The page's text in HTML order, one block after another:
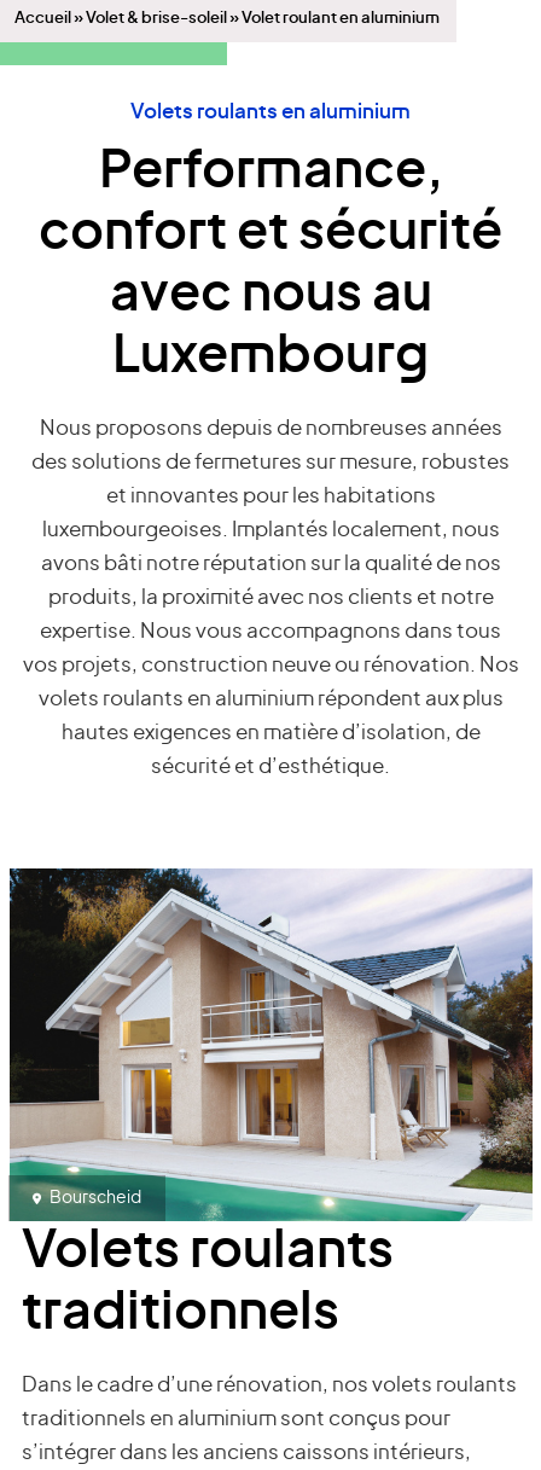
Accueil »Volet & brise-soleil »Volet roulant en aluminium
Volets roulants en aluminium
Performance,
confort et sécurité
avec nous au
Luxembourg
Nous proposons depuis de nombreuses années
des solutions de fermetures sur mesure, robustes
et innovantes pour les habitations
luxembourgeoises. Implantés localement, nous
avons bâti notre réputation sur la qualité de nos
produits, la proximité avec nos clients et notre
expertise. Nous vous accompagnons dans tous
vos projets, construction neuve ou rénovation. Nos
volets roulants en aluminium répondent aux plus
hautes exigences en matière d’isolation, de
sécurité et d’esthétique.
Volets roulants
traditionnels
Dans le cadre d’une rénovation, nos volets roulants
traditionnels en aluminium sont conçus pour
s’intégrer dans les anciens caissons intérieurs,
Bourscheid